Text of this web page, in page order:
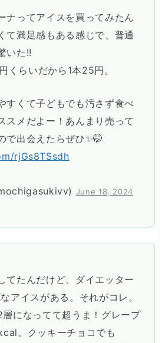
ナってアイスを買ってみたん
て満足感もある感じで、普通
いた!!
くらいだから1本25円。
すくて子どもでも汚さず食べ
スメだよー！あんまり売って
で出会えたらぜひ✨🤭
rjGs8TSsdh
June 18, 2024
てたんだけど、ダイエッター
アイスがある。それがコレ。
になってて超うま！グレープ
。クッキーチョコでも